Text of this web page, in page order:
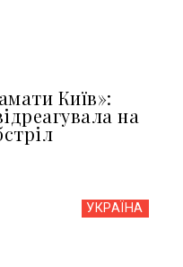
Київ»:
на
УКРАЇНА